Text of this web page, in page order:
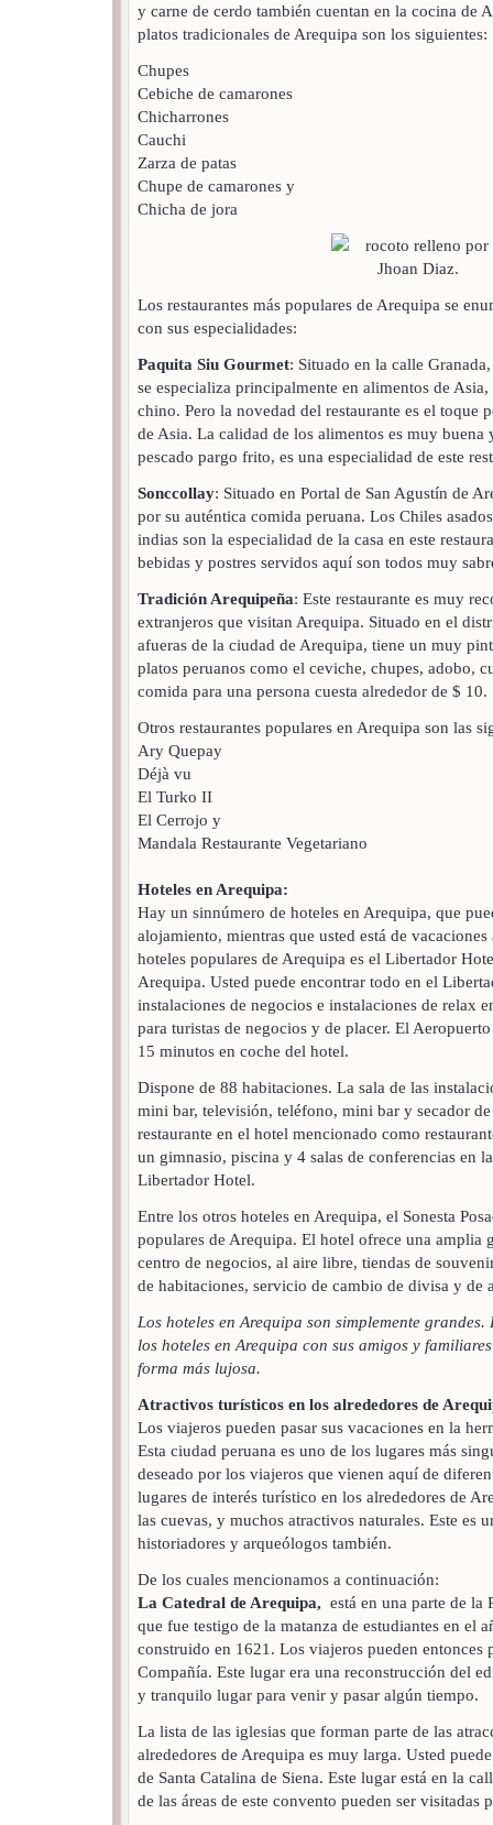
y carne de cerdo también cuentan en la cocina de
platos tradicionales de Arequipa son los siguientes:
Chupes
Cebiche de camarones
Chicharrones
Cauchi
Zarza de patas
Chupe de camarones y
Chicha de jora
Los restaurantes más populares de Arequipa se
con sus especialidades:
Paquita Siu Gourmet: Situado en la calle
se especializa principalmente en alimentos de
chino. Pero la novedad del restaurante es el toque
de Asia. La calidad de los alimentos es muy buena
pescado pargo frito, es una especialidad de este
Sonccollay: Situado en Portal de San Agustín de
por su auténtica comida peruana. Los Chiles
indias son la especialidad de la casa en este
bebidas y postres servidos aquí son todos muy
Tradición Arequipeña: Este restaurante es muy
extranjeros que visitan Arequipa. Situado en el
afueras de la ciudad de Arequipa, tiene un muy
platos peruanos como el ceviche, chupes, adobo,
comida para una persona cuesta alrededor de $ 10.
Otros restaurantes populares en Arequipa son las
Ary Quepay
Déjà vu
El Turko II
El Cerrojo y
Mandala Restaurante Vegetariano
Hoteles en Arequipa:
Hay un sinnúmero de hoteles en Arequipa, que
alojamiento, mientras que usted está de
hoteles populares de Arequipa es el Libertador
Arequipa. Usted puede encontrar todo en el
instalaciones de negocios e instalaciones de relax
para turistas de negocios y de placer. El
15 minutos en coche del hotel.
Dispone de 88 habitaciones. La sala de las
mini bar, televisión, teléfono, mini bar y secador
restaurante en el hotel mencionado como
un gimnasio, piscina y 4 salas de conferencias en
Libertador Hotel.
Entre los otros hoteles en Arequipa, el Sonesta
populares de Arequipa. El hotel ofrece una amplia
centro de negocios, al aire libre, tiendas de
de habitaciones, servicio de cambio de divisa y de
Los hoteles en Arequipa son simplemente
los hoteles en Arequipa con sus amigos y
forma más lujosa.
Atractivos turísticos en los alrededores de
Los viajeros pueden pasar sus vacaciones en la
Esta ciudad peruana es uno de los lugares más
deseado por los viajeros que vienen aquí de
lugares de interés turístico en los alrededores de
las cuevas, y muchos atractivos naturales. Este es
historiadores y arqueólogos también.
De los cuales mencionamos a continuación:
La Catedral de Arequipa, está en una parte de la
que fue testigo de la matanza de estudiantes en el
construido en 1621. Los viajeros pueden entonces
Compañía. Este lugar era una reconstrucción del
y tranquilo lugar para venir y pasar algún tiempo.
La lista de las iglesias que forman parte de las
alrededores de Arequipa es muy larga. Usted
de Santa Catalina de Siena. Este lugar está en la
de las áreas de este convento pueden ser visitadas